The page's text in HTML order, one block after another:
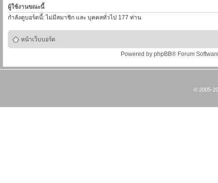
ผู้ใช้งานขณะนี้
กำลังดูบอร์ดนี้: ไม่มีสมาชิก และ บุคคลทั่วไป 177 ท่าน
หน้าเว็บบอร์ด
Powered by phpBB® Forum
© 2005-